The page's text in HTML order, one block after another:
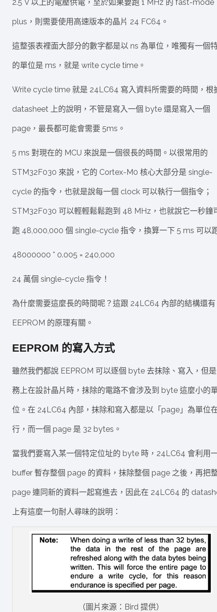
2.5 V 以上的電壓供電，至於如果要跑 1 MHz 的 fast-mode
plus，則需要使用高速版本的晶片 24 FC64。
這整張表裡面大部分的數字都是以 ns 為單位，唯獨有一個
的單位是 ms，就是 write cycle time。
Write cycle time 就是 24LC64 寫入資料所需要的時間，根
datasheet 上的說明，不管是寫入一個 byte 還是寫入一個
page，最長都可能會需要 5ms。
5 ms 對現在的 MCU 來說是一個很長的時間。以很常用的
STM32F030 來說，它的 Cortex-M0 核心大部分是 single-
cycle 的指令，也就是說每一個 clock 可以執行一個指令；
STM32F030 可以輕輕鬆鬆跑到 48 MHz，也就說它一秒鐘
跑 48,000,000 個 single-cycle 指令，換算一下 5 ms 可以
48000000 * 0.005 = 240,000
24 萬個 single-cycle 指令！
為什麼需要這麼長的時間呢？這跟 24LC64 內部的結構還有
EEPROM 的原理有關。
EEPROM 的寫入方式
雖然我們都說 EEPROM 可以逐個 byte 去抹除、寫入，但
務上在設計晶片時，抹除的電路不會涉及到 byte 這麼小的
位。在 24LC64 內部，抹除和寫入都是以「page」為單位
行，而一個 page 是 32 bytes。
當我們要寫入某一個特定位址的 byte 時，24LC64 會利用
buffer 暫存整個 page 的資料，抹除整個 page 之後，再把
page 連同新的資料一起寫進去，因此在 24LC64 的
上有這麼一句耐人尋味的說明：
（圖片來源：Bird 提供）